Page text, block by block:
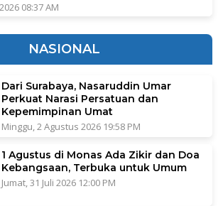
08:37 AM
NASIONAL
Dari Surabaya, Nasaruddin Umar
Perkuat Narasi Persatuan dan
Kepemimpinan Umat
Minggu, 2 Agustus 2026 19:58 PM
1 Agustus di Monas Ada Zikir dan Doa
Kebangsaan, Terbuka untuk Umum
Jumat, 31 Juli 2026 12:00 PM